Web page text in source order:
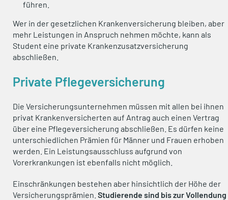
führen.
Wer in der gesetzlichen Krankenversicherung bleiben, aber
mehr Leistungen in Anspruch nehmen möchte, kann als
Student eine private Krankenzusatzversicherung
abschließen.
Private Pflegeversicherung
Die Versicherungsunternehmen müssen mit allen bei ihnen
privat Krankenversicherten auf Antrag auch einen Vertrag
über eine Pflegeversicherung abschließen. Es dürfen keine
unterschiedlichen Prämien für Männer und Frauen erhoben
werden. Ein Leistungsausschluss aufgrund von
Vorerkrankungen ist ebenfalls nicht möglich.
Einschränkungen bestehen aber hinsichtlich der Höhe der
Versicherungsprämien. Studierende sind bis zur Vollendung